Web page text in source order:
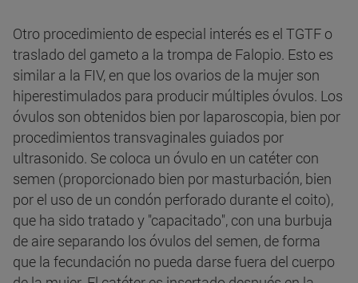
Otro procedimiento de especial interés es el TGTF o
traslado del gameto a la trompa de Falopio. Esto es
similar a la FIV, en que los ovarios de la mujer son
hiperestimulados para producir múltiples óvulos. Los
óvulos son obtenidos bien por laparoscopia, bien por
procedimientos transvaginales guiados por
ultrasonido. Se coloca un óvulo en un catéter con
semen (proporcionado bien por masturbación, bien
por el uso de un condón perforado durante el coito),
que ha sido tratado y "capacitado", con una burbuja
de aire separando los óvulos del semen, de forma
que la fecundación no pueda darse fuera del cuerpo